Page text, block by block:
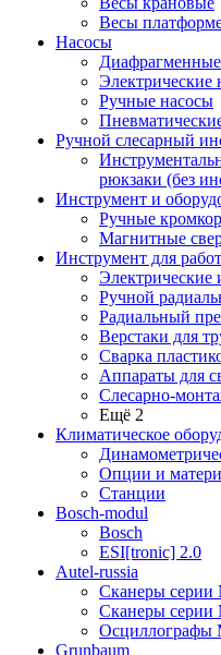
Весы
Насосы
Электрические
Ручные насосы
Ручной слесарный
рюкзаки (без
Инструмент и
Ручные
Магнитные
Инструмент для
Электрические
Ручной
Радиальный
Верстаки для
Сварка
Аппараты для
Слесарно-
Ещё 2
Климатическое
Опции и
Станции
Bosch-modul
Bosch
ESI[tronic] 2.0
Autel-russia
Сканеры серии
Сканеры серии
Осциллографы
Grunbaum